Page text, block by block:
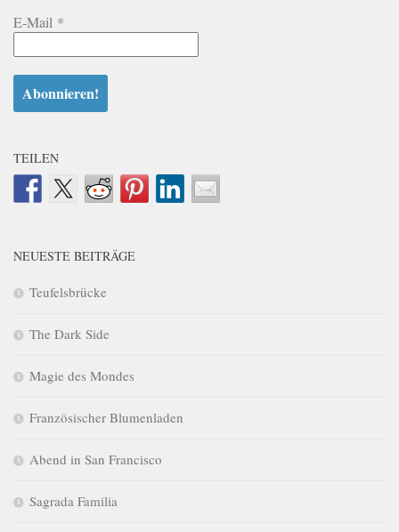
E-Mail *
TEILEN
NEUESTE BEITRÄGE
Teufelsbrücke
The Dark Side
Magie des Mondes
Französischer Blumenladen
Abend in San Francisco
Sagrada Familia